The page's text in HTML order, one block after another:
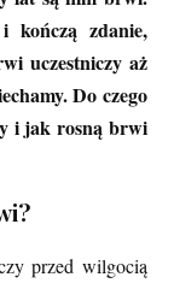
zdanie,
uczestniczy aż
Do czego
i jak rosną brwi
przed wilgocią